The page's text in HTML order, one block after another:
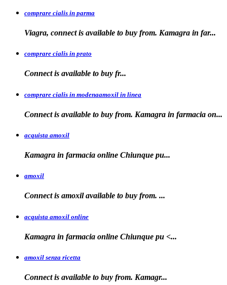
comprare cialis in parma
Viagra, connect is available to buy from. Kamagra in far...
comprare cialis in prato
Connect is available to buy fr...
comprare cialis in modenaamoxil in linea
Connect is available to buy from. Kamagra in farmacia on...
acquista amoxil
Kamagra in farmacia online Chiunque pu...
amoxil
Connect is amoxilavailable to buy from. ...
acquista amoxil online
Kamagra in farmacia online Chiunque pu <...
amoxil senza ricetta
Connect is available to buy from. Kamagr...